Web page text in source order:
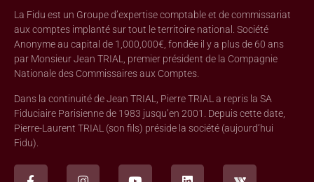
La Fidu est un Groupe d’expertise comptable et de commissariat
aux comptes implanté sur tout le territoire national. Société
Anonyme au capital de 1,000,000€, fondée il y a plus de 60 ans
par Monsieur Jean TRIAL, premier président de la Compagnie
Nationale des Commissaires aux Comptes.
Dans la continuité de Jean TRIAL, Pierre TRIAL a repris la SA
Fiduciaire Parisienne de 1983 jusqu’en 2001. Depuis cette date,
Pierre-Laurent TRIAL (son fils) préside la société (aujourd’hui
Fidu).